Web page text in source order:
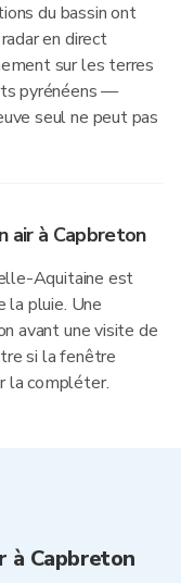
du bassin ont
en direct
sur les terres
pyrénéens —
seul ne peut pas
air à Capbreton
Aquitaine est
pluie. Une
avant une visite de
si la fenêtre
la compléter.
à Capbreton